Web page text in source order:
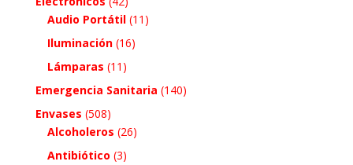
Audio Portátil (11)
Iluminación (16)
Lámparas (11)
Emergencia Sanitaria (140)
Envases (508)
Alcoholeros (26)
Antibiótico (3)